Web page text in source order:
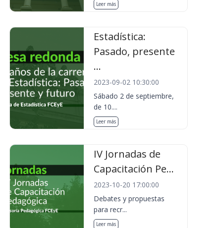
Leer más
Estadística:
Pasado, presente
...
2023-09-02 10:30:00
Sábado 2 de septiembre,
de 10....
Leer más
IV Jornadas de
Capacitación Pe...
2023-10-20 17:00:00
Debates y propuestas
para recr...
Leer más